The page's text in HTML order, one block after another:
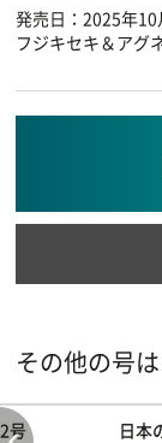
発売日：2025年10
フジキセキ＆アグ
その他の号
号
日本